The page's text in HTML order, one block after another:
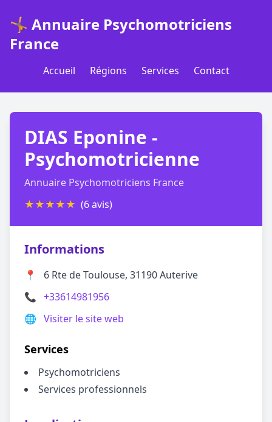
🤸 Annuaire Psychomotriciens
France
Accueil Régions Services Contact
DIAS Eponine -
Psychomotricienne
Annuaire Psychomotriciens France
★★★★★ (6 avis)
Informations
📍
6 Rte de Toulouse, 31190 Auterive
📞 +33614981956
🌐 Visiter le site web
Services
Psychomotriciens
Services professionnels